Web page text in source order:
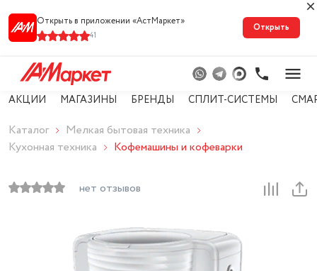
Открыть в приложении «АстМарке‪т‬»
41
Открыть
АКЦИИ МАГАЗИНЫ БРЕНДЫ СПЛИТ-СИСТЕМЫ
Каталог
Мелкая бытовая техника
Кухонная техника
Кофемашины и кофеварки
нет отзывов